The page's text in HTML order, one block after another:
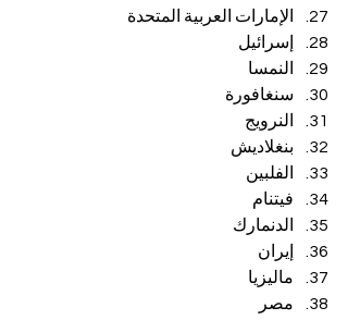
الإمارات العربية المتحدة
إسرائيل
النمسا
سنغافورة
النرويج
بنغلاديش
الفلبين
فيتنام
الدنمارك
إيران
ماليزيا
مصر